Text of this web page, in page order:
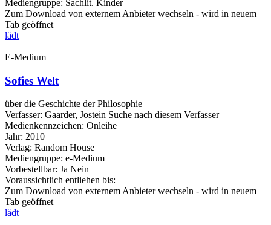
Mediengruppe: Sachlit. Kinder
Zum Download von externem Anbieter wechseln - wird in neuem
Tab geöffnet
lädt
E-Medium
Sofies Welt
über die Geschichte der Philosophie
Verfasser: Gaarder, Jostein Suche nach diesem Verfasser
Medienkennzeichen: Onleihe
Jahr: 2010
Verlag: Random House
Mediengruppe: e-Medium
Vorbestellbar: Ja Nein
Voraussichtlich entliehen bis:
Zum Download von externem Anbieter wechseln - wird in neuem
Tab geöffnet
lädt